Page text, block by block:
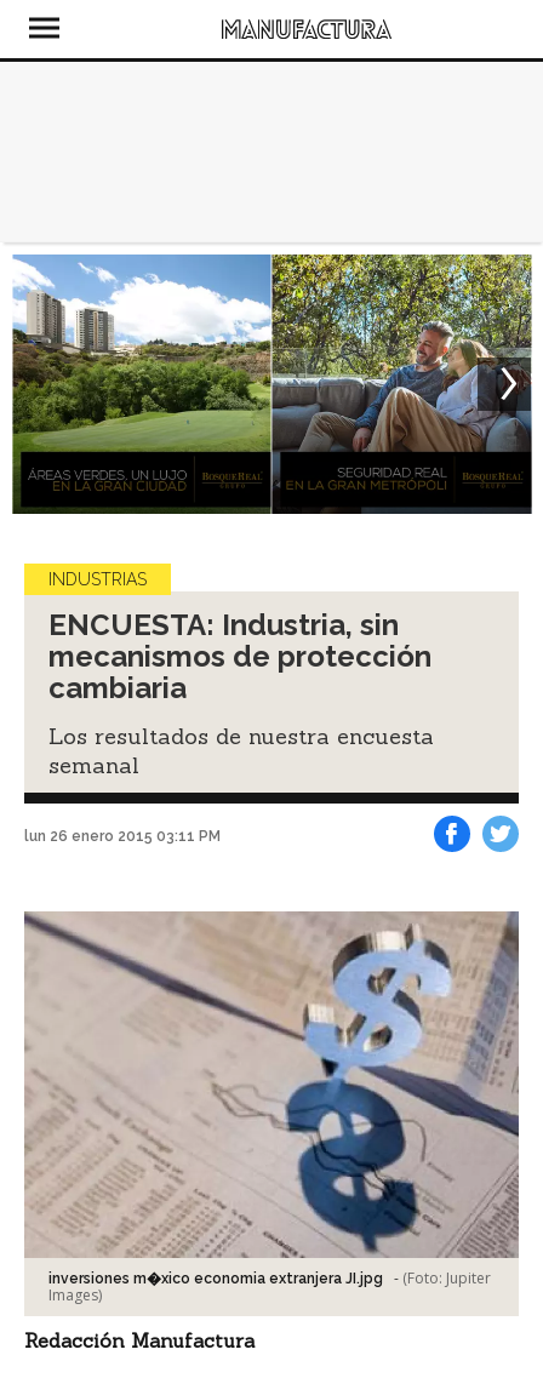
INDUSTRIAS
ENCUESTA: Industria, sin
mecanismos de protección
cambiaria
Los resultados de nuestra encuesta
semanal
lun 26 enero 2015 03:11 PM
inversiones m�xico economia extranjera JI.jpg - (Foto: Jupiter
Images)
Redacción Manufactura